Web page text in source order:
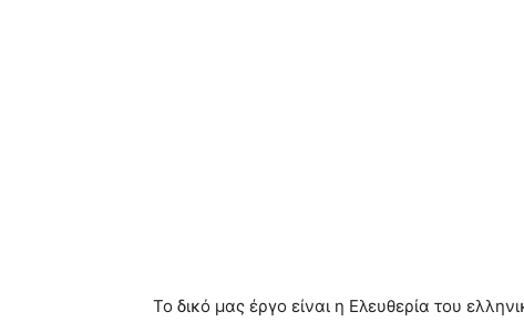
Το δικό μας έργο είναι η Ελευθερία του